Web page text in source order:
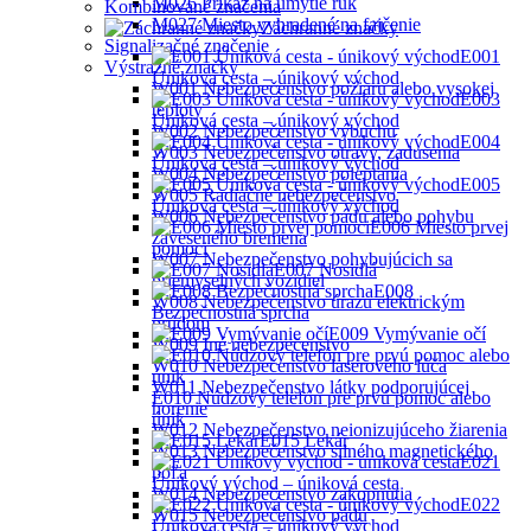
M027 Miesto vyhradené na fajčenie
Signalizačné značenie
Výstražné značky
W001 Nebezpečenstvo požiaru alebo vysokej
teploty
W002 Nebezpečenstvo výbuchu
W003 Nebezpečenstvo otravy, zadusenia
W004 Nebezpečenstvo poleptania
W005 Radiačné nebezpečenstvo
W006 Nebezpečenstvo pádu alebo pohybu
zaveseného bremena
W007 Nebezpečenstvo pohybujúcich sa
priemyselných vozidiel
W008 Nebezpečenstvo úrazu elektrickým
prúdom
W009 Iné nebezpečenstvo
W010 Nebezpečenstvo laserového lúča
W011 Nebezpečenstvo látky podporujúcej
horenie
W012 Nebezpečenstvo neionizujúceho žiarenia
W013 Nebezpečenstvo silného magnetického
poľa
W014 Nebezpečenstvo zakopnutia
W015 Nebezpečenstvo pádu
Kombinované značenia
Záchranné značky
E001
Úniková cesta – únikový východ
E003
Úniková cesta – únikový východ
E004
Úniková cesta – únikový východ
E005
Ůniková cesta – únikový východ
E006 Miesto prvej
pomoci
E007 Nosidlá
E008
Bezpečnostná sprcha
E009 Vymývanie očí
E010 Núdzový telefón pre prvú pomoc alebo
únik
E015 Lekár
E021
Únikový východ – úniková cesta
E022
Úniková cesta – únikový východ